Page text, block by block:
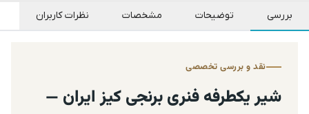
بررسی توضیحات مشخصات نظرات کاربران
نقد و بررسی تخصصی
شیر یکطرفه فنری برنجی کیز ایران —